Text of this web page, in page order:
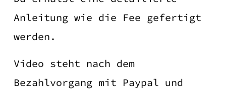
Anleitung wie die Fee gefertigt
werden.
Video steht nach dem
Bezahlvorgang mit Paypal und